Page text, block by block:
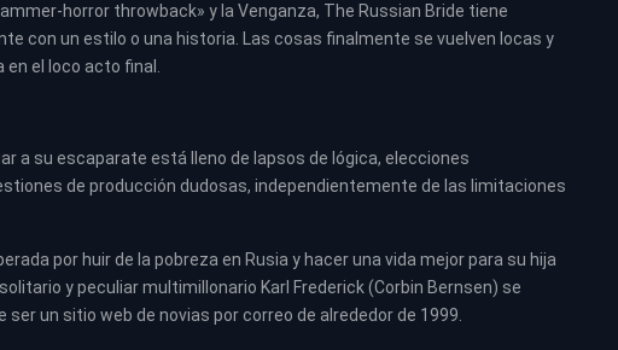
horror throwback» y la Venganza, The Russian Bride tiene
con un estilo o una historia. Las cosas finalmente se vuelven locas y
el loco acto final.
a su escaparate está lleno de lapsos de lógica, elecciones
de producción dudosas, independientemente de las limitaciones
por huir de la pobreza en Rusia y hacer una vida mejor para su hija
y peculiar multimillonario Karl Frederick (Corbin Bernsen) se
ser un sitio web de novias por correo de alrededor de 1999.